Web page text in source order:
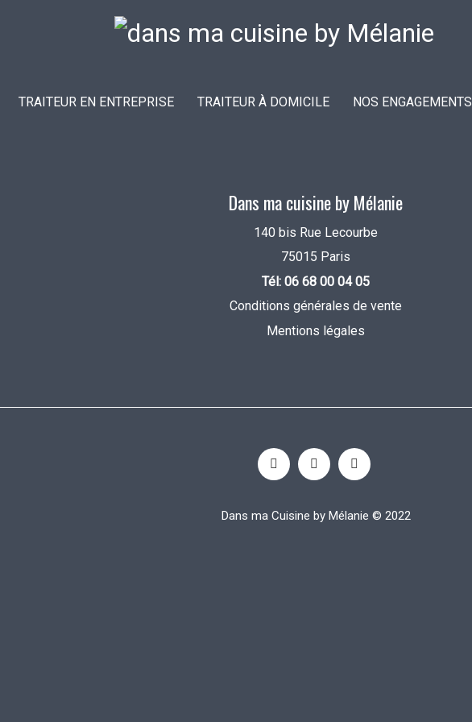
TRAITEUR EN ENTREPRISE TRAITEUR À DOMICILE NOS ENGAGEMENTS
Dans ma cuisine by Mélanie
140 bis Rue Lecourbe
75015 Paris
Tél: 06 68 00 04 05
Conditions générales de vente
Mentions légales
Dans ma Cuisine by Mélanie © 2022